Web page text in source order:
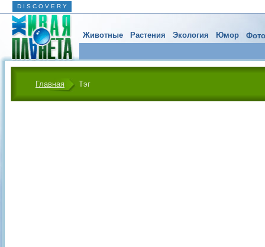
D I S C O V E R Y
Животные Растения Экология Юмор
Главная Тэг